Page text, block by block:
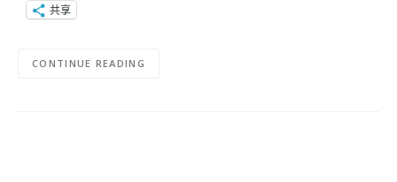
共享
CONTINUE READING